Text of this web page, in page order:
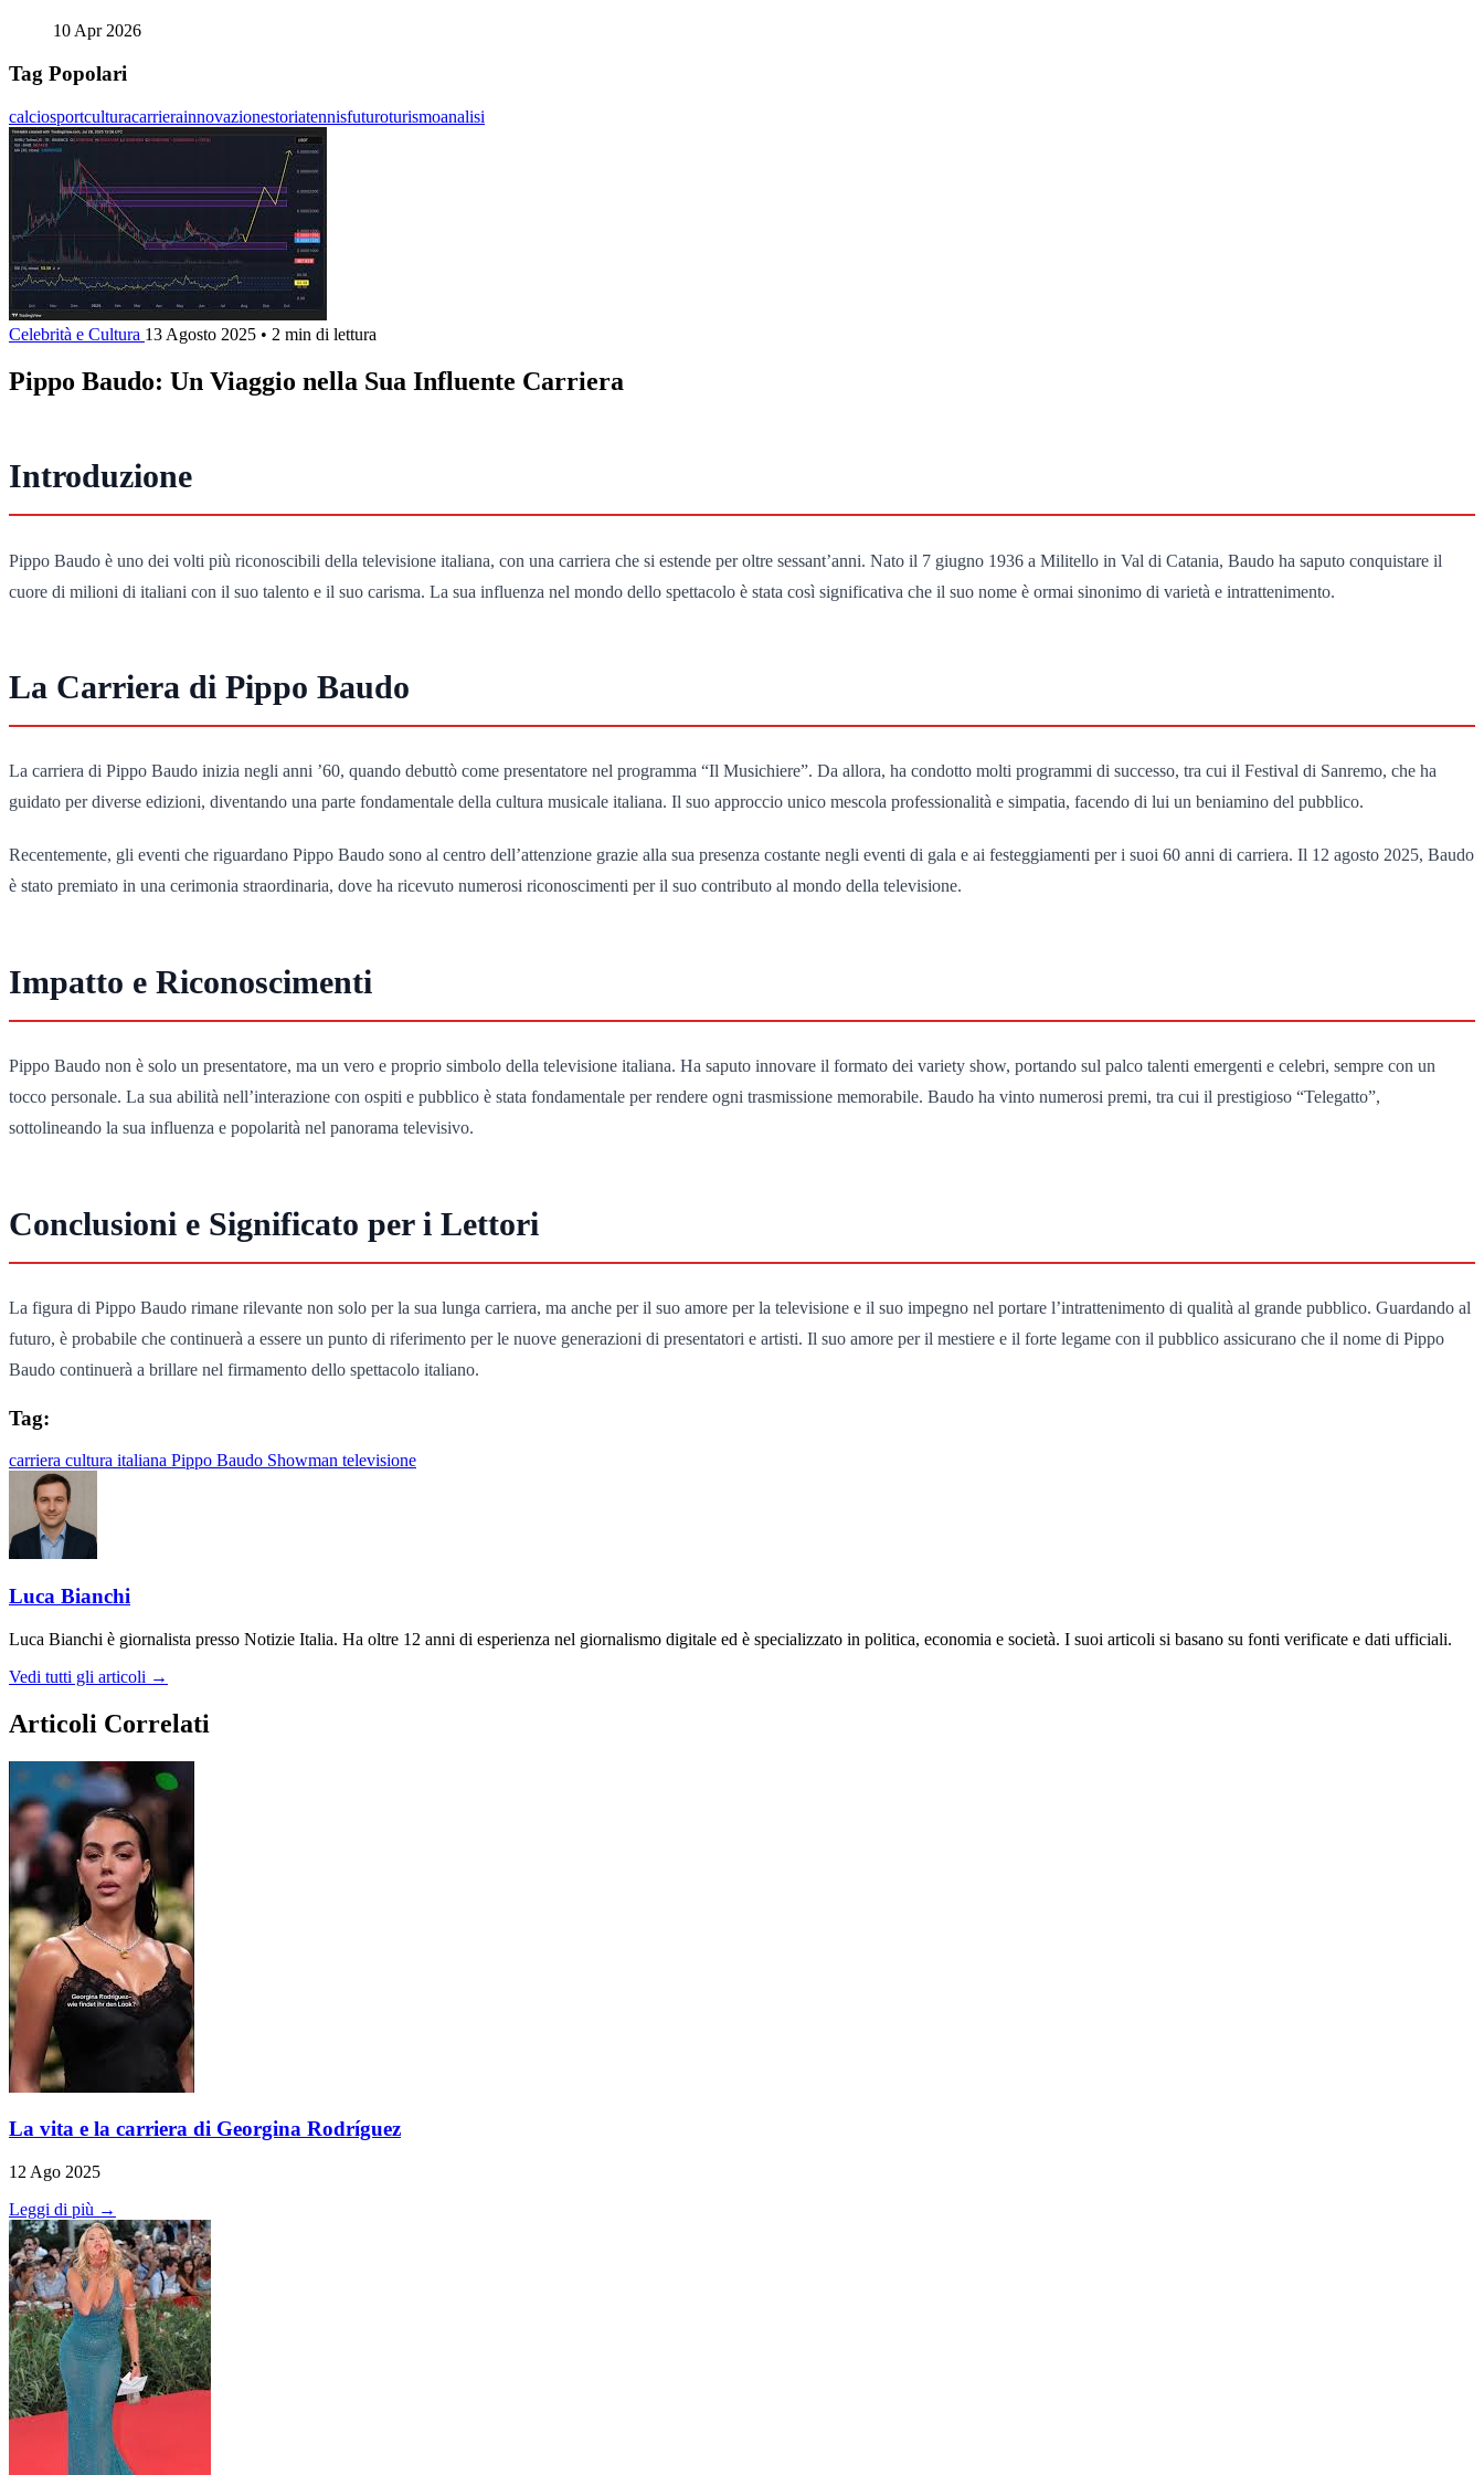
10 Apr 2026
Tag Popolari
calciosportculturacarrierainnovazionestoriatennisfuturoturismoanalisi
Celebrità e Cultura 13 Agosto 2025 • 2 min di lettura
Pippo Baudo: Un Viaggio nella Sua Influente Carriera
Introduzione
Pippo Baudo è uno dei volti più riconoscibili della televisione italiana, con una carriera che si estende per oltre sessant’anni. Nato il 7 giugno 1936 a Militello in Val di Catania, Baudo ha saputo conquistare il
cuore di milioni di italiani con il suo talento e il suo carisma. La sua influenza nel mondo dello spettacolo è stata così significativa che il suo nome è ormai sinonimo di varietà e intrattenimento.
La Carriera di Pippo Baudo
La carriera di Pippo Baudo inizia negli anni ’60, quando debuttò come presentatore nel programma “Il Musichiere”. Da allora, ha condotto molti programmi di successo, tra cui il Festival di Sanremo, che ha
guidato per diverse edizioni, diventando una parte fondamentale della cultura musicale italiana. Il suo approccio unico mescola professionalità e simpatia, facendo di lui un beniamino del pubblico.
Recentemente, gli eventi che riguardano Pippo Baudo sono al centro dell’attenzione grazie alla sua presenza costante negli eventi di gala e ai festeggiamenti per i suoi 60 anni di carriera. Il 12 agosto 2025, Baudo
è stato premiato in una cerimonia straordinaria, dove ha ricevuto numerosi riconoscimenti per il suo contributo al mondo della televisione.
Impatto e Riconoscimenti
Pippo Baudo non è solo un presentatore, ma un vero e proprio simbolo della televisione italiana. Ha saputo innovare il formato dei variety show, portando sul palco talenti emergenti e celebri, sempre con un
tocco personale. La sua abilità nell’interazione con ospiti e pubblico è stata fondamentale per rendere ogni trasmissione memorabile. Baudo ha vinto numerosi premi, tra cui il prestigioso “Telegatto”,
sottolineando la sua influenza e popolarità nel panorama televisivo.
Conclusioni e Significato per i Lettori
La figura di Pippo Baudo rimane rilevante non solo per la sua lunga carriera, ma anche per il suo amore per la televisione e il suo impegno nel portare l’intrattenimento di qualità al grande pubblico. Guardando al
futuro, è probabile che continuerà a essere un punto di riferimento per le nuove generazioni di presentatori e artisti. Il suo amore per il mestiere e il forte legame con il pubblico assicurano che il nome di Pippo
Baudo continuerà a brillare nel firmamento dello spettacolo italiano.
Tag:
carriera cultura italiana Pippo Baudo Showman televisione
Luca Bianchi
Luca Bianchi è giornalista presso Notizie Italia. Ha oltre 12 anni di esperienza nel giornalismo digitale ed è specializzato in politica, economia e società. I suoi articoli si basano su fonti verificate e dati ufficiali.
Vedi tutti gli articoli →
Articoli Correlati
La vita e la carriera di Georgina Rodríguez
12 Ago 2025
Leggi di più →